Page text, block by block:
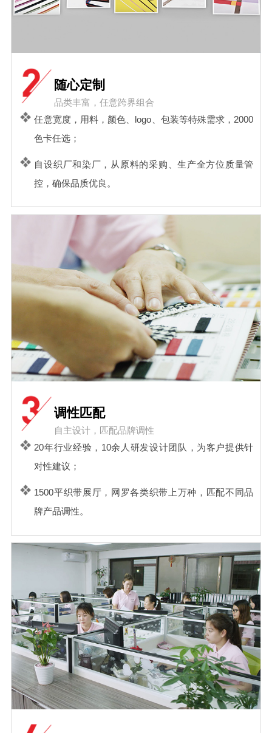
随心定制
品类丰富，任意跨界组合
任意宽度，用料，颜色、logo、包装等特殊需求，2000
色卡任选；
自设织厂和染厂，从原料的采购、生产全方位质量管
控，确保品质优良。
调性匹配
自主设计，匹配品牌调性
20年行业经验，10余人研发设计团队，为客户提供针
对性建议；
1500平织带展厅，网罗各类织带上万种，匹配不同品
牌产品调性。